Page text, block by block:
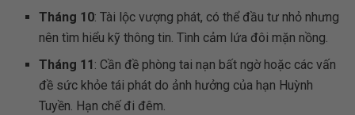
Tháng 10: Tài lộc vượng phát, có thể đầu tư nhỏ nhưng
nên tìm hiểu kỹ thông tin. Tình cảm lứa đôi mặn nồng.
Tháng 11 : Cần đề phòng tai nạn bất ngờ hoặc các vấn
đề sức khỏe tái phát do ảnh hưởng của hạn Huỳnh
Tuyền. Hạn chế đi đêm.